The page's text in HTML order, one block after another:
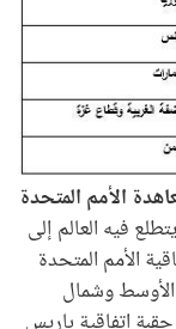
الأمم المتحدة
فيه العالم إلى
الأمم المتحدة
الأوسط وشمال